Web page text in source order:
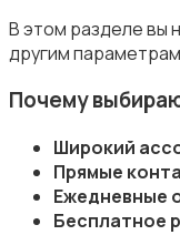
Стройматериалы
В этом разделе вы
другим
Почему
Широкий
Прямые
Ежедневные
Бесплатное